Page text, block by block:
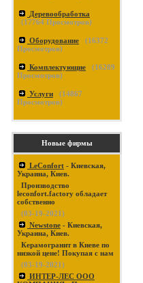
Деревообработка
(17764 Просмотров)
Оборудование (16372
Просмотров)
Комплектующие (16289
Просмотров)
Услуги (14867
Просмотров)
Новые фирмы
LeConfort - Киевская,
Украина, Киев.
Производство
leconfort.factory обладает
собственно
(03-19-2021)
Newstone - Киевская,
Украина, Киев.
Керамогранит в Киеве по
низкой цене! Покупая с нам
(03-19-2021)
ИНТЕР-ЛЕС ООО